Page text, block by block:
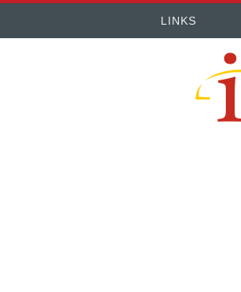
LINKS